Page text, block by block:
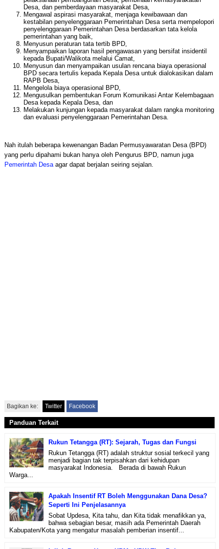
Desa, dan pemberdayaan masyarakat Desa,
Mengawal aspirasi masyarakat, menjaga kewibawaan dan
kestabilan penyelenggaraan Pemerintahan Desa serta mempelopori
penyelenggaraan Pemerintahan Desa berdasarkan tata kelola
pemerintahan yang baik,
Menyusun peraturan tata tertib BPD,
Menyampaikan laporan hasil pengawasan yang bersifat insidentil
kepada Bupati/Walikota melalui Camat,
Menyusun dan menyampaikan usulan rencana biaya operasional
BPD secara tertulis kepada Kepala Desa untuk dialokasikan dalam
RAPB Desa,
Mengelola biaya operasional BPD,
Mengusulkan pembentukan Forum Komunikasi Antar Kelembagaan
Desa kepada Kepala Desa, dan
Melakukan kunjungan kepada masyarakat dalam rangka monitoring
dan evaluasi penyelenggaraan Pemerintahan Desa.
Nah itulah beberapa kewenangan Badan Permusyawaratan Desa (BPD)
yang perlu dipahami bukan hanya oleh Pengurus BPD, namun juga
Pemerintah Desaagar dapat berjalan seiring sejalan.
Bagikan ke: Twitter Facebook
Panduan Terkait
Rukun Tetangga (RT): Sejarah, Tugas dan Fungsi
Rukun Tetangga (RT) adalah struktur sosial terkecil yang
menjadi bagian tak terpisahkan dari kehidupan
masyarakat Indonesia. Berada di bawah Rukun
Warga...
Apakah Insentif RT Boleh Menggunakan Dana Desa?
Seperti Ini Penjelasannya
Sobat Updesa, Kita tahu, dan Kita tidak menafikkan ya,
bahwa sebagian besar, masih ada Pemerintah Daerah
Kabupaten/Kota yang mengatur masalah pemberian insentif...